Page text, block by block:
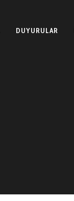
DUYURULAR